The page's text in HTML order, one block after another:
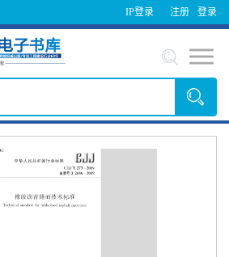
IP登录 登录
注册